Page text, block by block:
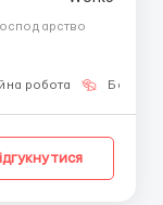
робота Без